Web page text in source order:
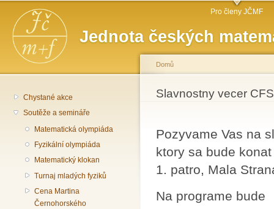
Jednota českých
Hlavní menu Pro členy JČMF
Chystané akce
Soutěže a semináře
Matematická olympiáda
Fyzikální olympiáda
Matematický klokan
Turnaj mladých fyziků
Cena Martina
Černohorského
Jste zde
Domů
Slavnostny vecer
Pozyvame Vas na
ktory sa bude
1. patro, Mala
Na programe bude